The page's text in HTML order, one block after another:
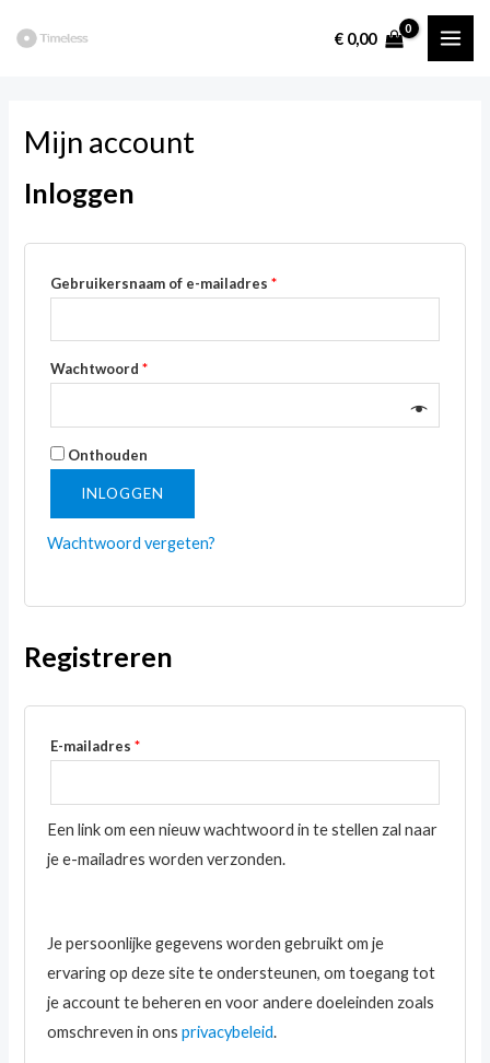
naar
€0,00
Mijn account
Inloggen
Gebruikersnaam of e-mailadres*Vereist
Wachtwoord*Vereist
Onthouden
INLOGGEN
Wachtwoord vergeten?
Registreren
E-mailadres*Vereist
Een link om een nieuw wachtwoord in te stellen zal naar
je e-mailadres worden verzonden.
Je persoonlijke gegevens worden gebruikt om je
ervaring op deze site te ondersteunen, om toegang tot
je account te beheren en voor andere doeleinden zoals
omschreven in onsprivacybeleid.